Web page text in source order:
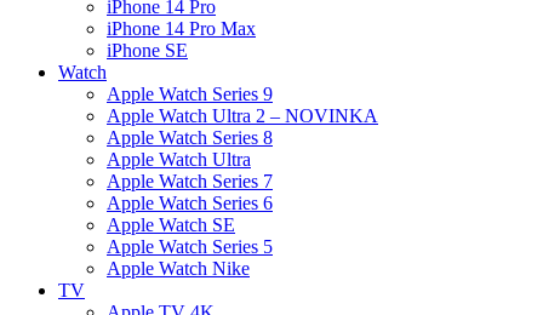
iPhone 14 Pro
iPhone 14 Pro Max
iPhone SE
Watch
Apple Watch Series 9
Apple Watch Ultra 2 – NOVINKA
Apple Watch Series 8
Apple Watch Ultra
Apple Watch Series 7
Apple Watch Series 6
Apple Watch SE
Apple Watch Series 5
Apple Watch Nike
TV